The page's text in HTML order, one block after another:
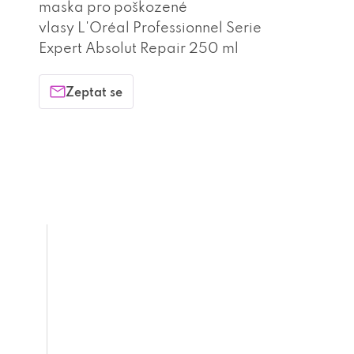
maska pro poškozené
vlasy L'Oréal Professionnel Serie
Expert Absolut Repair 250 ml
Zeptat se